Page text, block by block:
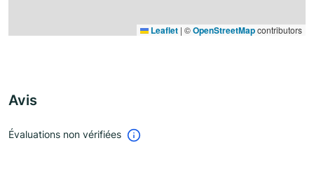
Leaflet | ©OpenStreetMapcontributors
Avis
Évaluations non vérifiées